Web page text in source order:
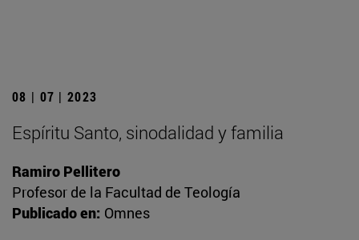
08 | 07 | 2023
Espíritu Santo, sinodalidad y familia
Ramiro Pellitero
Profesor de la Facultad de Teología
Publicado en: Omnes